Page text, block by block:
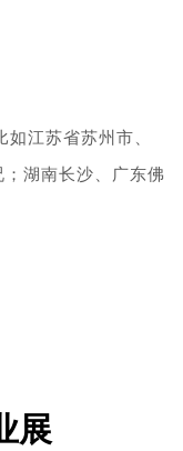
江苏省苏州市、
湖南长沙、广东佛
展